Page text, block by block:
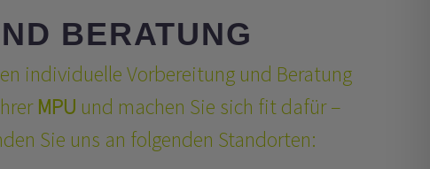
BERATUNG
individuelle Vorbereitung und Beratung
MPU und machen Sie sich fit dafür –
Sie uns an folgenden Standorten: